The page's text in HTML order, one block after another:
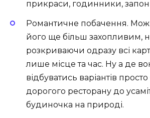
прикраси, годинники,
Романтичне побачення.
його ще більш захопливим,
розкриваючи одразу всі
лише місце та час. Ну а де
відбуватись варіантів просто
дорогого ресторану до
будиночка на природі.